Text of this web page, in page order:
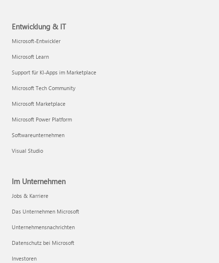
Entwicklung & IT
Microsoft-Entwickler
Microsoft Learn
Support für KI-Apps im Marketplace
Microsoft Tech Community
Microsoft Marketplace
Microsoft Power Platform
Softwareunternehmen
Visual Studio
Im Unternehmen
Jobs & Karriere
Das Unternehmen Microsoft
Unternehmensnachrichten
Datenschutz bei Microsoft
Investoren